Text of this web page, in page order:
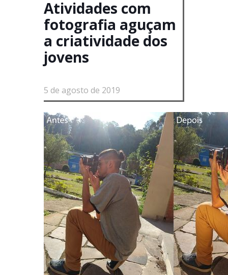
Atividades com
fotografia aguçam
a criatividade dos
jovens
5 de agosto de 2019